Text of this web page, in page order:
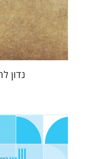
הנחת אתר
$28
נדון